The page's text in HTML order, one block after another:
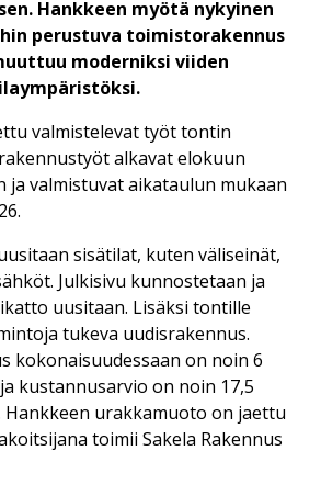
Hankkeen myötä nykyinen
perustuva toimistorakennus
moderniksi viiden
valmistelevat työt tontin
alkavat elokuun
ja valmistuvat aikataulun mukaan
sisätilat, kuten väliseinät,
Julkisivu kunnostetaan ja
uusitaan. Lisäksi tontille
tukeva uudisrakennus.
kokonaisuudessaan on noin 6
kustannusarvio on noin 17,5
Hankkeen urakkamuoto on jaettu
toimii Sakela Rakennus